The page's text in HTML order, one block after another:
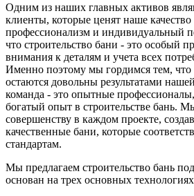
Одним из наших главных активов
клиенты, которые ценят наше качество
профессионализм и индивидуальный
что строительство бани - это особый
внимания к деталям и учета всех
Именно поэтому мы гордимся тем,
остаются довольны результатами
команда - это опытные
богатый опыт в строительстве бань.
совершенству в каждом проекте,
качественные бани, которые
стандартам.
Мы предлагаем строительство бань
основан на трех основных